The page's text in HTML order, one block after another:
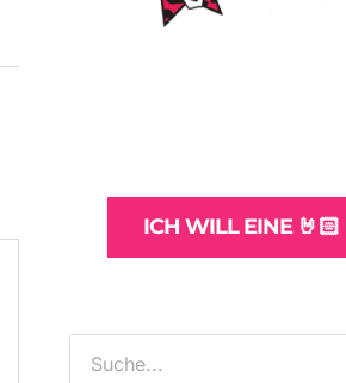
ICH WILL EINE 🤘🏻